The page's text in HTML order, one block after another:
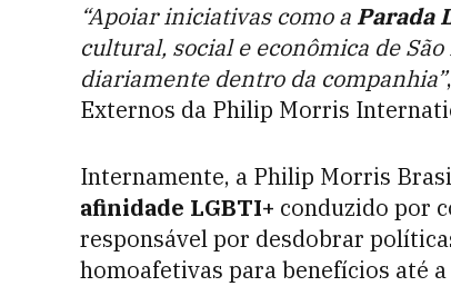
“Apoiar iniciativas como a Parada
cultural, social e econômica de
diariamente dentro da companhia”
Externos da Philip Morris
Internamente, a Philip Morris
afinidade LGBTI+ conduzido por
responsável por desdobrar
homoafetivas para benefícios até